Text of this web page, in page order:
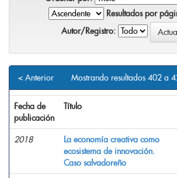
Resultados por
Autor/Registro:
Mostrando resultados 402 a
< Anterior
Fecha de
publicación
Título
2018
La economía creativa como
ecosistema de innovación.
Caso salvadoreño